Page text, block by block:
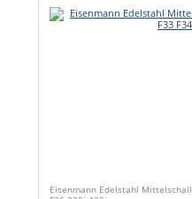
Eisenmann Edelstahl